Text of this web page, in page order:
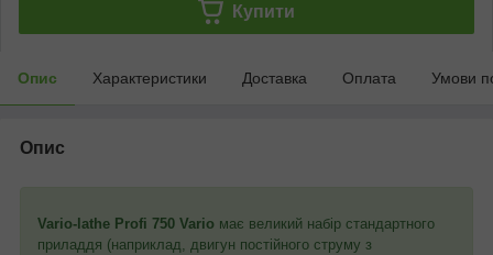
Купити
Опис Характеристики Доставка Оплата Умови
Опис
Vario-lathe Profi 750 Vario має великий набір стандартного
приладдя (наприклад, двигун постійного струму з